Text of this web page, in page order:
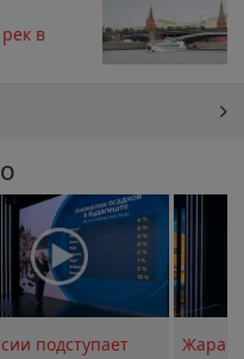
в
подступает
Жара в